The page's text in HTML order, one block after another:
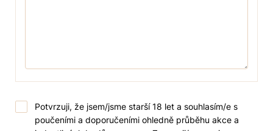
Potvrzuji, že jsem/jsme starší 18 let a souhlasím/e s
poučeními a doporučeními ohledně průběhu akce a